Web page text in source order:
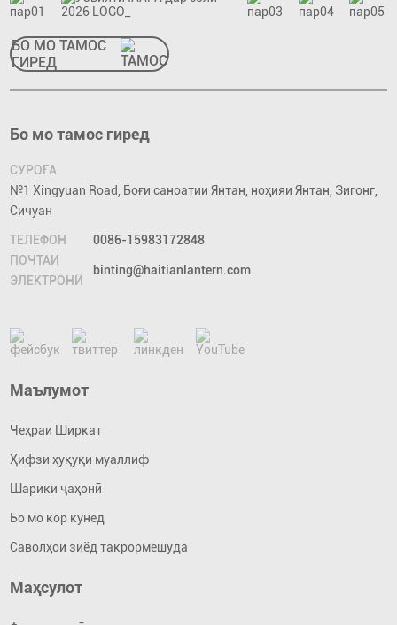
БО МО ТАМОС
ГИРЕД
Бо мо тамос гиред
СУРОҒА
№1 Xingyuan Road, Боғи саноатии Янтан, ноҳияи Янтан, Зигонг,
Сичуан
ТЕЛЕФОН
0086-15983172848
ПОЧТАИ
ЭЛЕКТРОНӢ
binting@haitianlantern.com
Маълумот
Чеҳраи Ширкат
Ҳифзи ҳуқуқи муаллиф
Шарики ҷаҳонӣ
Бо мо кор кунед
Саволҳои зиёд такрормешуда
Маҳсулот